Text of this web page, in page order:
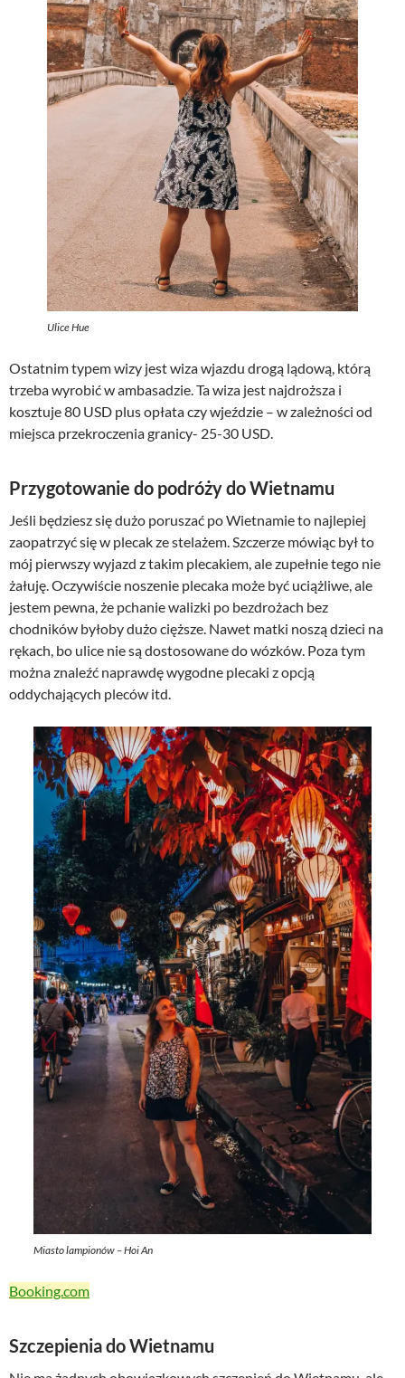
Ulice Hue
Ostatnim typem wizy jest wiza wjazdu drogą lądową, którą
trzeba wyrobić w ambasadzie. Ta wiza jest najdroższa i
kosztuje 80 USD plus opłata czy wjeździe – w zależności od
miejsca przekroczenia granicy- 25-30 USD.
Przygotowanie do podróży do Wietnamu
Jeśli będziesz się dużo poruszać po Wietnamie to najlepiej
zaopatrzyć się w plecak ze stelażem. Szczerze mówiąc był to
mój pierwszy wyjazd z takim plecakiem, ale zupełnie tego nie
żałuję. Oczywiście noszenie plecaka może być uciążliwe, ale
jestem pewna, że pchanie walizki po bezdrożach bez
chodników byłoby dużo cięższe. Nawet matki noszą dzieci na
rękach, bo ulice nie są dostosowane do wózków. Poza tym
można znaleźć naprawdę wygodne plecaki z opcją
oddychających pleców itd.
Miasto lampionów – Hoi An
Booking.com
Szczepienia do Wietnamu